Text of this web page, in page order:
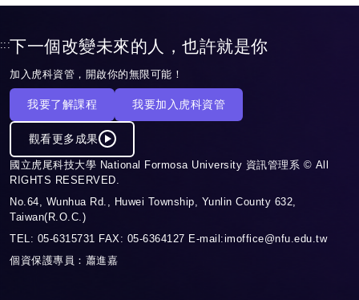
:::下一個改變未來的人，也許就是你
加入虎科資管，開啟你的無限可能！
我要了解課程 我要加入虎科資管
觀看更多成果
國立虎尾科技大學 National Formosa University 資訊管理系 © All
RIGHTS RESERVED.
No.64, Wunhua Rd., Huwei Township, Yunlin County 632,
Taiwan(R.O.C.)
TEL: 05-6315731 FAX: 05-6364127 E-mail:imoffice@nfu.edu.tw
個資保護專員：蕭進嘉